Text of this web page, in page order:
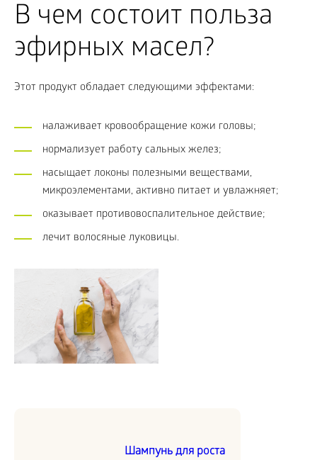
В чем состоит польза
эфирных масел?
Этот продукт обладает следующими эффектами:
налаживает кровообращение кожи головы;
нормализует работу сальных желез;
насыщает локоны полезными веществами,
микроэлементами, активно питает и увлажняет;
оказывает противовоспалительное действие;
лечит волосяные луковицы.
Шампунь для роста